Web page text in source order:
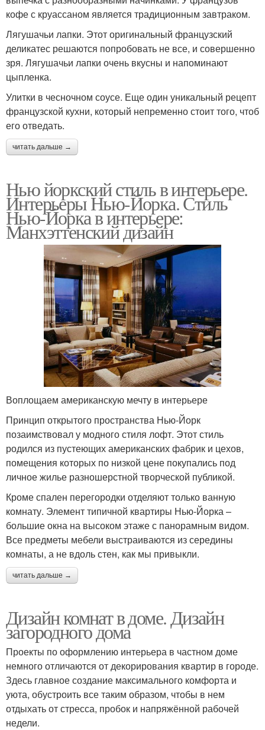
кофе с круассаном является традиционным завтраком.
Лягушачьи лапки. Этот оригинальный французский
деликатес решаются попробовать не все, и совершенно
зря. Лягушачьи лапки очень вкусны и напоминают
цыпленка.
Улитки в чесночном соусе. Еще один уникальный рецепт
французской кухни, который непременно стоит того, чтоб
его отведать.
читать дальше →
Нью йоркский стиль в интерьере.
Интерьеры Нью-Йорка. Стиль
Нью-Йорка в интерьере:
Манхэттенский дизайн
Воплощаем американскую мечту в интерьере
Принцип открытого пространства Нью-Йорк
позаимствовал у модного стиля лофт. Этот стиль
родился из пустеющих американских фабрик и цехов,
помещения которых по низкой цене покупались под
личное жилье разношерстной творческой публикой.
Кроме спален перегородки отделяют только ванную
комнату. Элемент типичной квартиры Нью-Йорка –
большие окна на высоком этаже с панорамным видом.
Все предметы мебели выстраиваются из середины
комнаты, а не вдоль стен, как мы привыкли.
читать дальше →
Дизайн комнат в доме. Дизайн
загородного дома
Проекты по оформлению интерьера в частном доме
немного отличаются от декорирования квартир в городе.
Здесь главное создание максимального комфорта и
уюта, обустроить все таким образом, чтобы в нем
отдыхать от стресса, пробок и напряжённой рабочей
недели.